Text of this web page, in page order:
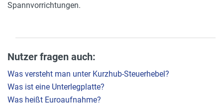
Spannvorrichtungen.
Nutzer fragen auch:
Was versteht man unter Kurzhub-Steuerhebel?
Was ist eine Unterlegplatte?
Was heißt Euroaufnahme?